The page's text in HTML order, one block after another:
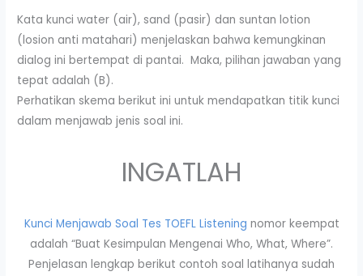
Kata kunci water (air), sand (pasir) dan suntan lotion
(losion anti matahari) menjelaskan bahwa kemungkinan
dialog ini bertempat di pantai. Maka, pilihan jawaban yang
tepat adalah (B).
Perhatikan skema berikut ini untuk mendapatkan titik kunci
dalam menjawab jenis soal ini.
INGATLAH
Kunci Menjawab Soal Tes TOEFL Listening nomor keempat
adalah “Buat Kesimpulan Mengenai Who, What, Where”.
Penjelasan lengkap berikut contoh soal latihanya sudah